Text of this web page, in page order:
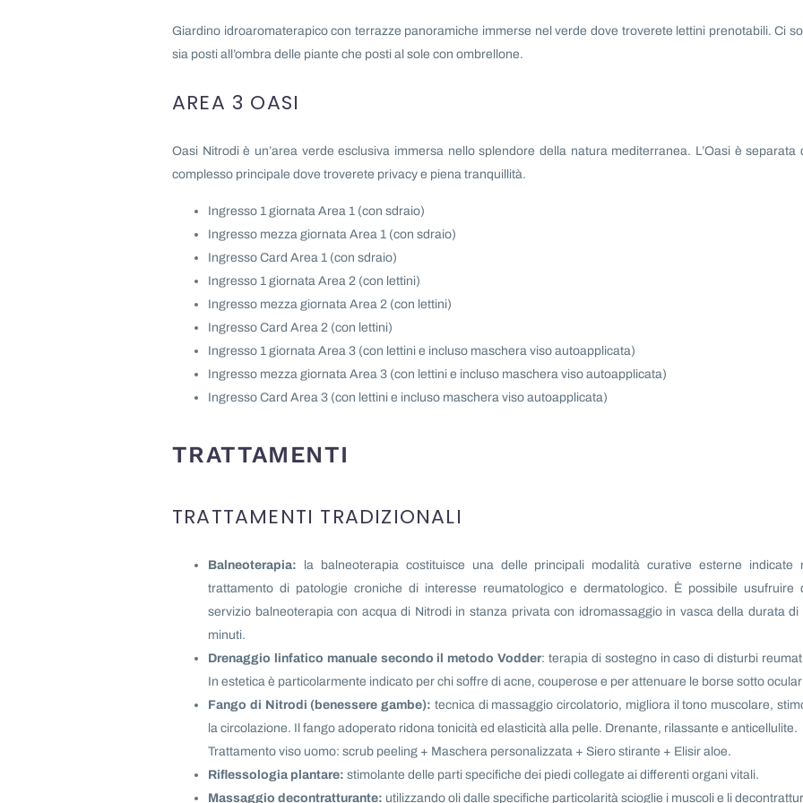
Giardino idroaromaterapico con terrazze panoramiche immerse nel verde dove troverete lettini prenotabili. Ci
sia posti all’ombra delle piante che posti al sole con ombrellone.
AREA 3 OASI
Oasi Nitrodi è un’area verde esclusiva immersa nello splendore della natura mediterranea. L’Oasi è separata
complesso principale dove troverete privacy e piena tranquillità.
Ingresso 1 giornata Area 1 (con sdraio)
Ingresso mezza giornata Area 1 (con sdraio)
Ingresso Card Area 1 (con sdraio)
Ingresso 1 giornata Area 2 (con lettini)
Ingresso mezza giornata Area 2 (con lettini)
Ingresso Card Area 2 (con lettini)
Ingresso 1 giornata Area 3 (con lettini e incluso maschera viso autoapplicata)
Ingresso mezza giornata Area 3 (con lettini e incluso maschera viso autoapplicata)
Ingresso Card Area 3 (con lettini e incluso maschera viso autoapplicata)
TRATTAMENTI
TRATTAMENTI TRADIZIONALI
Balneoterapia: la balneoterapia costituisce una delle principali modalità curative esterne indicate
trattamento di patologie croniche di interesse reumatologico e dermatologico. È possibile usufruire
servizio balneoterapia con acqua di Nitrodi in stanza privata con idromassaggio in vasca della durata di
minuti.
Drenaggio linfatico manuale secondo il metodo Vodder: terapia di sostegno in caso di disturbi
In estetica è particolarmente indicato per chi soffre di acne, couperose e per attenuare le borse sotto
Fango di Nitrodi (benessere gambe): tecnica di massaggio circolatorio, migliora il tono muscolare,
la circolazione. Il fango adoperato ridona tonicità ed elasticità alla pelle. Drenante, rilassante e anticellulite.
Trattamento viso uomo: scrub peeling + Maschera personalizzata + Siero stirante + Elisir aloe.
Riflessologia plantare: stimolante delle parti specifiche dei piedi collegate ai differenti organi vitali.
Massaggio decontratturante: utilizzando oli dalle specifiche particolarità scioglie i muscoli e li